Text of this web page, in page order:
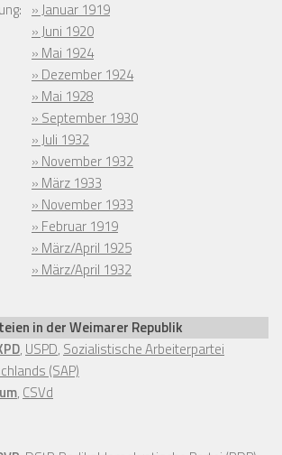
» Januar 1919
» Juni 1920
» Mai 1924
» Dezember 1924
» Mai 1928
» September 1930
» Juli 1932
» November 1932
» März 1933
» November 1933
» Februar 1919
» März/April 1925
» März/April 1932
in der Weimarer Republik
, USPD, Sozialistische Arbeiterpartei
(SAP)
, CSVd